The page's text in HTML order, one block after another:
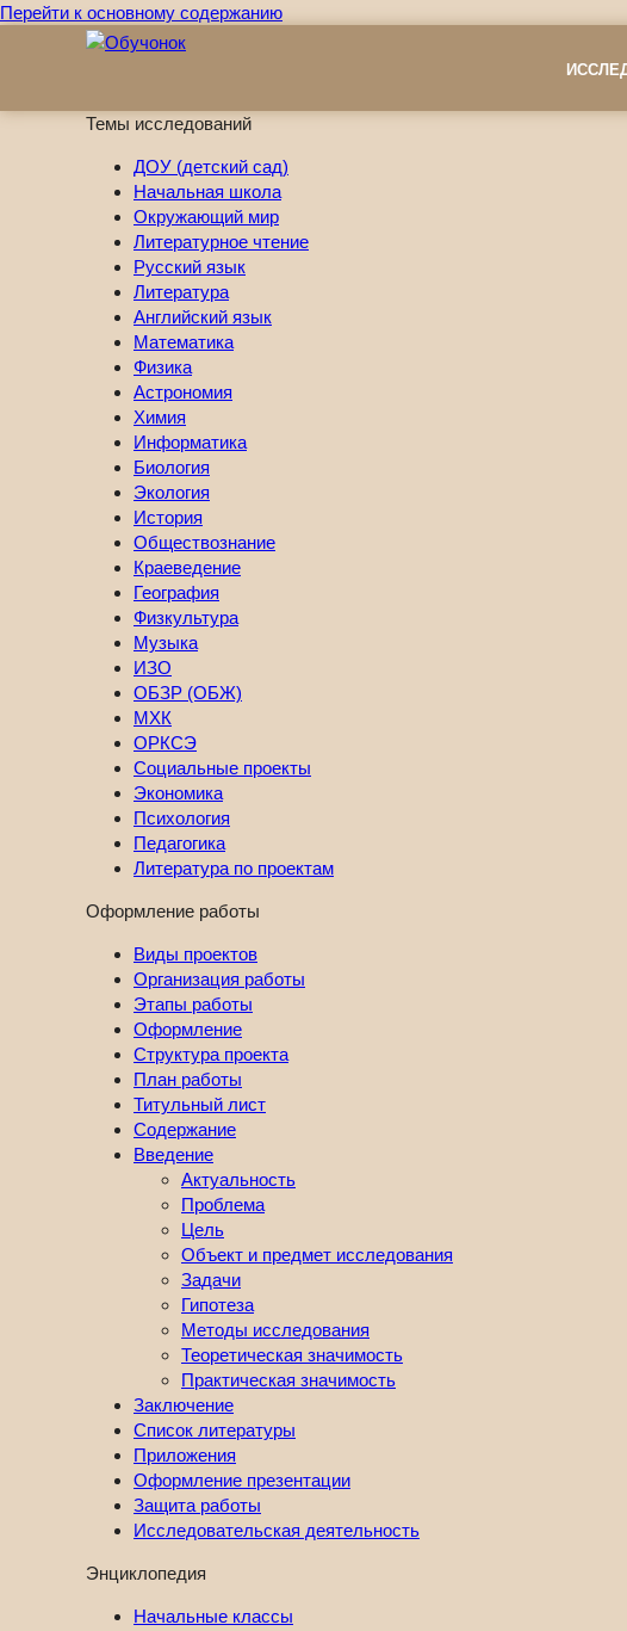
Перейти к основному содержанию
Темы исследований
ДОУ (детский сад)
Начальная школа
Окружающий мир
Литературное чтение
Русский язык
Литература
Английский язык
Математика
Физика
Астрономия
Химия
Информатика
Биология
Экология
История
Обществознание
Краеведение
География
Физкультура
Музыка
ИЗО
ОБЗР (ОБЖ)
МХК
ОРКСЭ
Социальные проекты
Экономика
Психология
Педагогика
Литература по проектам
Оформление работы
Виды проектов
Организация работы
Этапы работы
Оформление
Структура проекта
План работы
Титульный лист
Содержание
Введение
Актуальность
Проблема
Цель
Объект и предмет исследования
Задачи
Гипотеза
Методы исследования
Теоретическая значимость
Практическая значимость
Заключение
Список литературы
Приложения
Оформление презентации
Защита работы
Исследовательская деятельность
Энциклопедия
Начальные классы